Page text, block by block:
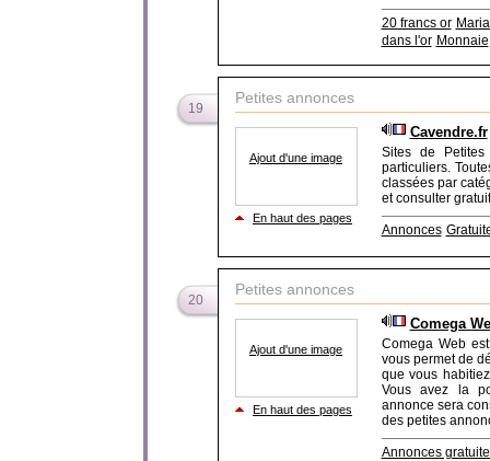
20 francs or
dans l'or Monnaie
19
Petites annonces
Ajout d'une image
En haut des pages
Cavendre.fr
Sites de Petites
particuliers.
classées par
et consulter
Annonces
20
Petites annonces
Ajout d'une image
En haut des pages
Comega
Comega Web
vous permet de
que vous
Vous avez la
annonce sera
des petites
Annonces